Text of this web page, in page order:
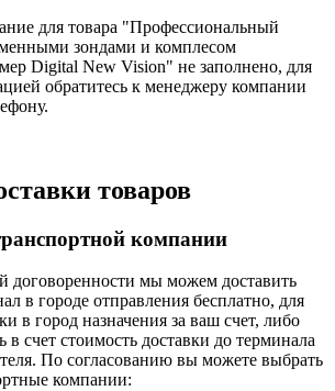
для товара "Профессиональный
зондами и комплесом
Digital New Vision" не заполнено, для
обратитесь к менеджеру компании
товаров
компании
договоренности мы можем доставить
в городе отправления бесплатно, для
в город назначения за ваш счет, либо
счет стоимость доставки до терминала
По согласованию вы можете выбрать
компании: